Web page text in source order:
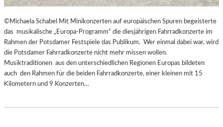
©Michaela Schabel Mit Minikonzerten auf europäischen Spuren begeisterte
das musikalische „Europa-Programm“ die diesjährigen Fahrradkonzerte im
Rahmen der Potsdamer Festspiele das Publikum. Wer einmal dabei war, wird
die Potsdamer Fahrradkonzerte nicht mehr missen wollen.
Musiktraditionen aus den unterschiedlichen Regionen Europas bildeten
auch den Rahmen für die beiden Fahrradkonzerte, einer kleinen mit 15
Kilometern und 9 Konzerten…